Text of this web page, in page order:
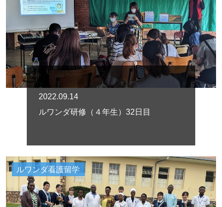
2022.09.14
ルワンダ研修（４年生）32日目
ルワンダ看護留学